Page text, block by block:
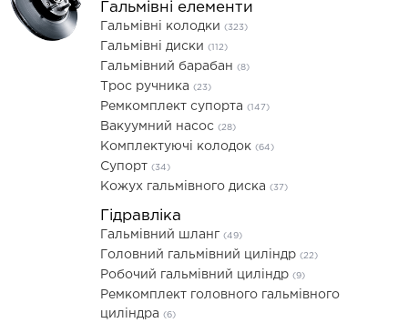
Гальмівні елементи
Гальмівні колодки (323)
Гальмівні диски (112)
Гальмівний барабан (8)
Трос ручника (23)
Ремкомплект супорта (147)
Вакуумний насос (28)
Комплектуючі колодок (64)
Супорт (34)
Кожух гальмівного диска (37)
Гідравліка
Гальмівний шланг (49)
Головний гальмівний циліндр (22)
Робочий гальмівний циліндр (9)
Ремкомплект головного гальмівного
циліндра (6)